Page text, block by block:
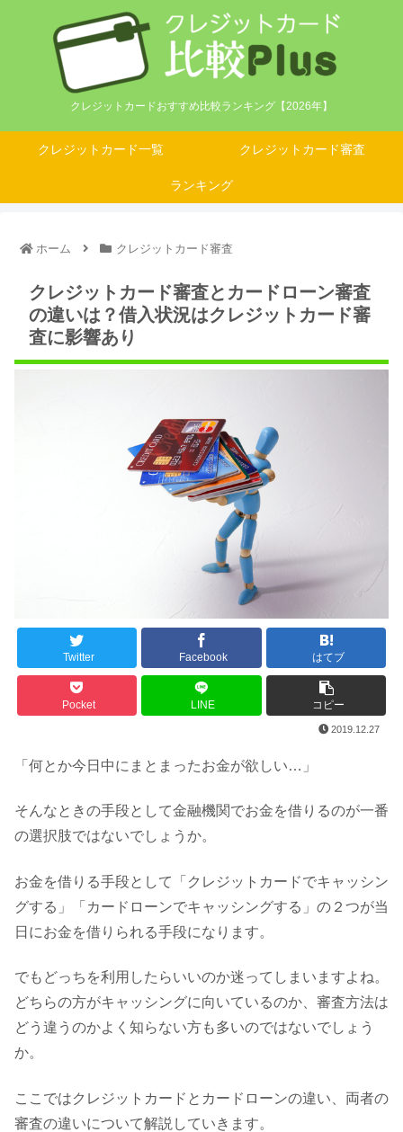
クレジットカードおすすめ比較ランキング【2026年】
クレジットカード一覧 クレジットカード審査
ランキング
ホーム クレジットカード審査
クレジットカード審査とカードローン審査
の違いは？借入状況はクレジットカード審
査に影響あり
Twitter Facebook はてブ
Pocket LINE コピー
2019.12.27
「何とか今日中にまとまったお金が欲しい…」
そんなときの手段として金融機関でお金を借りるのが一番
の選択肢ではないでしょうか。
お金を借りる手段として「クレジットカードでキャッシン
グする」「カードローンでキャッシングする」の２つが当
日にお金を借りられる手段になります。
でもどっちを利用したらいいのか迷ってしまいますよね。
どちらの方がキャッシングに向いているのか、審査方法は
どう違うのかよく知らない方も多いのではないでしょう
か。
ここではクレジットカードとカードローンの違い、両者の
審査の違いについて解説していきます。